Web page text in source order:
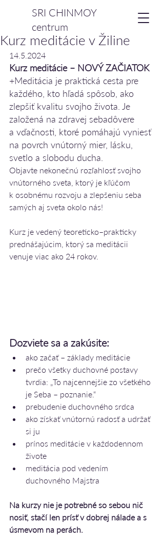
SRI CHINMOY
centrum
Kurz meditácie v Žiline
14.5.2024
Kurz meditácie – NOVÝ ZAČIATOK
+Meditácia je praktická cesta pre
každého, kto hľadá spôsob, ako
zlepšiť kvalitu svojho života. Je
založená na zdravej sebadôvere
a vďačnosti, ktoré pomáhajú vyniesť
na povrch vnútorný mier, lásku,
svetlo a slobodu ducha.
Objavte nekonečnú rozľahlosť svojho
vnútorného sveta, ktorý je kľúčom
k osobnému rozvoju a zlepšeniu seba
samých aj sveta okolo nás!
Kurz je vedený teoreticko–prakticky
prednášajúcim, ktorý sa meditácii
venuje viac ako 24 rokov.
Dozviete sa a zakúsite:
ako začať – základy meditácie
prečo všetky duchovné postavy
tvrdia: „To najcennejšie zo všetkého
je Seba – poznanie.“
prebudenie duchovného srdca
ako získať vnútornú radosť a udržať
si ju
prínos meditácie v každodennom
živote
meditácia pod vedením
duchovného Majstra
Na kurzy nie je potrebné so sebou nič
nosiť, stačí len prísť v dobrej nálade a s
úsmevom na perách.